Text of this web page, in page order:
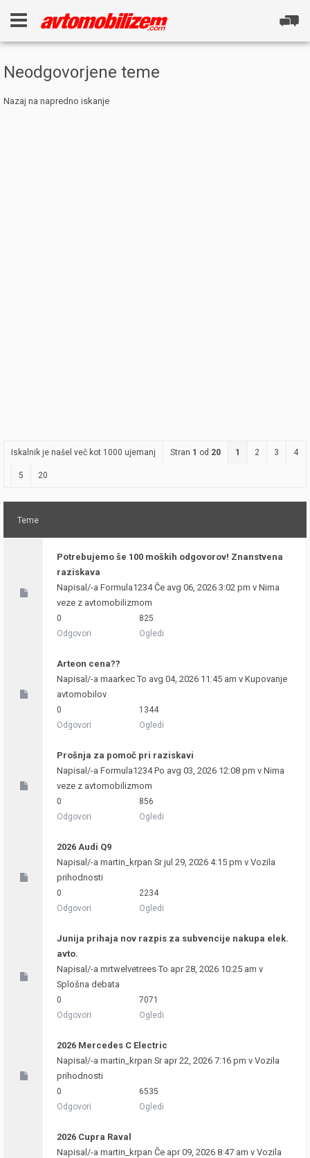
Neodgovorjene teme
Nazaj na napredno iskanje
Iskalnik je našel več kot 1000 ujemanj Stran 1 od 20 1 2 3 4
5 20
Teme
Potrebujemo še 100 moških odgovorov! Znanstvena
raziskava
Napisal/-a Formula1234Če avg 06, 2026 3:02 pm v Nima
veze z avtomobilizmom
0
Odgovori
825
Ogledi
Arteon cena??
Napisal/-a maarkecTo avg 04, 2026 11:45 am v Kupovanje
avtomobilov
0
Odgovori
1344
Ogledi
Prošnja za pomoč pri raziskavi
Napisal/-a Formula1234Po avg 03, 2026 12:08 pm v Nima
veze z avtomobilizmom
0
Odgovori
856
Ogledi
2026 Audi Q9
Napisal/-a martin_krpan Sr jul 29, 2026 4:15 pm v Vozila
prihodnosti
0
Odgovori
2234
Ogledi
Junija prihaja nov razpis za subvencije nakupa elek.
avto.
Napisal/-a mrtwelvetreesTo apr 28, 2026 10:25 am v
Splošna debata
0
Odgovori
7071
Ogledi
2026 Mercedes C Electric
Napisal/-a martin_krpan Sr apr 22, 2026 7:16 pm v Vozila
prihodnosti
0
Odgovori
6535
Ogledi
2026 Cupra Raval
Napisal/-a martin_krpan Če apr 09, 2026 8:47 am v Vozila